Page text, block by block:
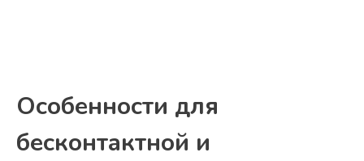
Особенности для
бесконтактной и